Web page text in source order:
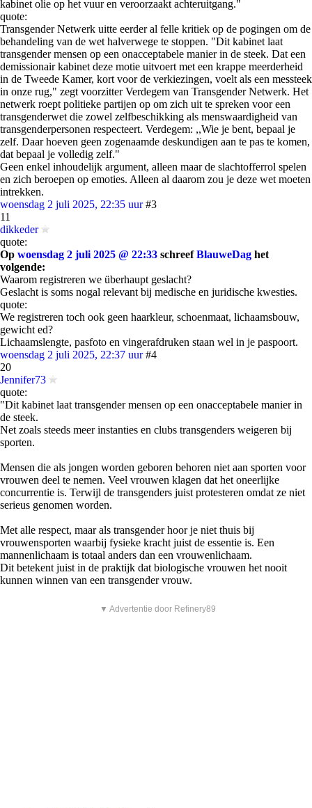
kabinet olie op het vuur en veroorzaakt achteruitgang."
quote:
Transgender Netwerk uitte eerder al felle kritiek op de pogingen om de
behandeling van de wet halverwege te stoppen. "Dit kabinet laat
transgender mensen op een onacceptabele manier in de steek. Dat een
demissionair kabinet deze motie uitvoert met een krappe meerderheid
in de Tweede Kamer, kort voor de verkiezingen, voelt als een messteek
in onze rug," zegt voorzitter Verdegem van Transgender Netwerk. Het
netwerk roept politieke partijen op om zich uit te spreken voor een
transgenderwet die zowel zelfbeschikking als menswaardigheid van
transgenderpersonen respecteert. Verdegem: ,,Wie je bent, bepaal je
zelf. Daar hoeven geen zogenaamde deskundigen aan te pas te komen,
dat bepaal je volledig zelf."
Geen enkel inhoudelijk argument, alleen maar de slachtofferrol spelen
en zich beroepen op emoties. Alleen al daarom zou je deze wet moeten
intrekken.
woensdag 2 juli 2025, 22:35 uur #3
11
dikkeder
quote:
Op woensdag 2 juli 2025 @ 22:33 schreefBlauweDag het
volgende:
Waarom registreren we überhaupt geslacht?
Geslacht is soms nogal relevant bij medische en juridische kwesties.
quote:
We registreren toch ook geen haarkleur, schoenmaat, lichaamsbouw,
gewicht ed?
Lichaamslengte, pasfoto en vingerafdruken staan wel in je paspoort.
woensdag 2 juli 2025, 22:37 uur #4
20
Jennifer73
quote:
"Dit kabinet laat transgender mensen op een onacceptabele manier in
de steek.
Net zoals steeds meer instanties en clubs transgenders weigeren bij
sporten.
Mensen die als jongen worden geboren behoren niet aan sporten voor
vrouwen deel te nemen. Veel vrouwen klagen dat het oneerlijke
concurrentie is. Terwijl de transgenders juist protesteren omdat ze niet
serieus genomen worden.
Met alle respect, maar als transgender hoor je niet thuis bij
vrouwensporten waarbij fysieke kracht juist de essentie is. Een
mannenlichaam is totaal anders dan een vrouwenlichaam.
Dit betekent juist in de praktijk dat biologische vrouwen het nooit
kunnen winnen van een transgender vrouw.
▼ Advertentie door Refinery89